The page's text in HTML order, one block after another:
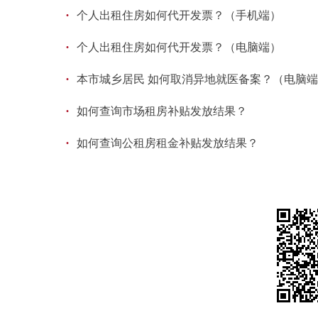
· 个人出租住房如何代开发票？（手机端）
· 个人出租住房如何代开发票？（电脑端）
· 本市城乡居民 如何取消异地就医备案？（电脑
· 如何查询市场租房补贴发放结果？
· 如何查询公租房租金补贴发放结果？